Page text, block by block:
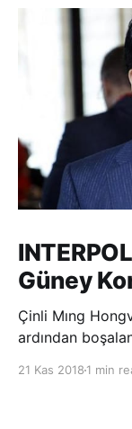
Güney
Çinli Mıng
ardından
21 Kas 2018 1 min